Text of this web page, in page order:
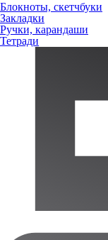
Блокноты, скетчбуки
Закладки
Ручки, карандаши
Тетради